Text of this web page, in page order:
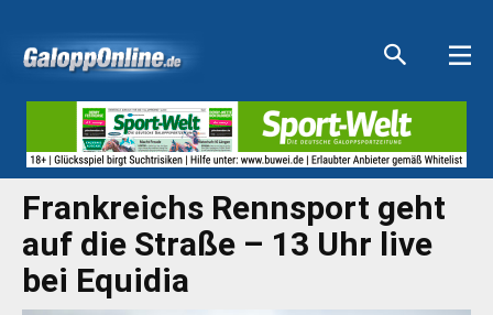
Frankreichs Rennsport geht
auf die Straße – 13 Uhr live
bei Equidia